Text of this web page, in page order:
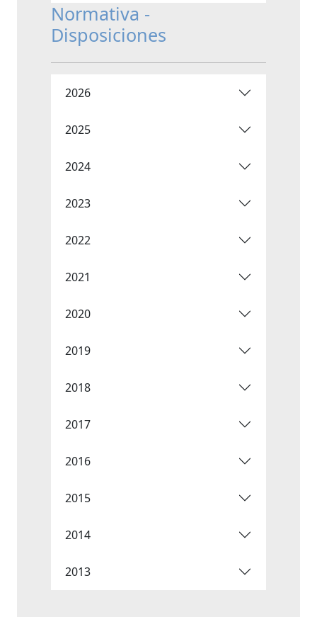
Normativa -
Disposiciones
2026
2025
2024
2023
2022
2021
2020
2019
2018
2017
2016
2015
2014
2013